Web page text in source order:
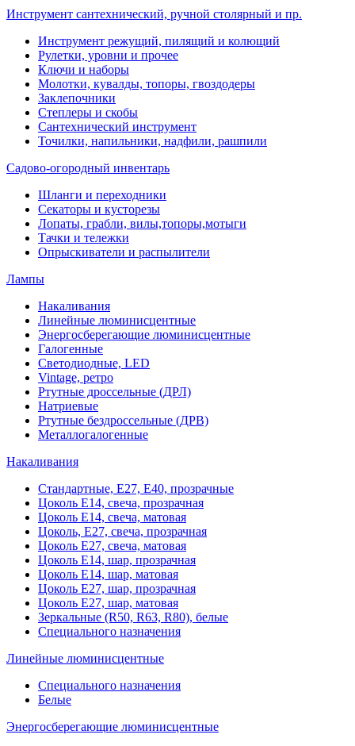
Инструмент сантехнический, ручной столярный и пр.
Инструмент режущий, пилящий и колющий
Рулетки, уровни и прочее
Ключи и наборы
Молотки, кувалды, топоры, гвоздодеры
Заклепочники
Степлеры и скобы
Сантехнический инструмент
Точилки, напильники, надфили, рашпили
Садово-огородный инвентарь
Шланги и переходники
Секаторы и кусторезы
Лопаты, грабли, вилы,топоры,мотыги
Тачки и тележки
Опрыскиватели и распылители
Лампы
Накаливания
Линейные люминисцентные
Энергосберегающие люминисцентные
Галогенные
Светодиодные, LED
Vintage, ретро
Ртутные дроссельные (ДРЛ)
Натриевые
Ртутные бездроссельные (ДРВ)
Металлогалогенные
Накаливания
Стандартные, Е27, Е40, прозрачные
Цоколь Е14, свеча, прозрачная
Цоколь Е14, свеча, матовая
Цоколь, Е27, свеча, прозрачная
Цоколь Е27, свеча, матовая
Цоколь Е14, шар, прозрачная
Цоколь Е14, шар, матовая
Цоколь Е27, шар, прозрачная
Цоколь Е27, шар, матовая
Зеркальные (R50, R63, R80), белые
Специального назначения
Линейные люминисцентные
Специального назначения
Белые
Энергосберегающие люминисцентные